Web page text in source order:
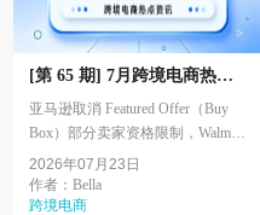
[第 65 期] 7月跨境电商热点
资讯
亚马逊取消 Featured Offer（Buy
Box）部分卖家资格限制，Walmart
推出新卖家扶持计划，最高提供数
万美元费用优惠，TikTok Shop 美
国测试托管...
2026年07月23日
作者：Bella
跨境电商